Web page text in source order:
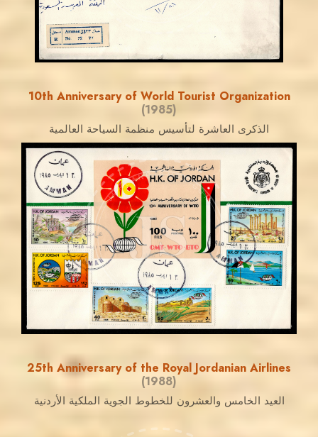
EST. 2007
10th Anniversary of World Tourist Organization
(1985)
الذكرى العاشرة لتأسيس منظمة السياحة العالمية
JS
JORDANSTAMPS.COM
EST. 2007
25th Anniversary of the Royal Jordanian Airlines
(1988)
العيد الخامس والعشرون للخطوط الجوية الملكية الأردنية